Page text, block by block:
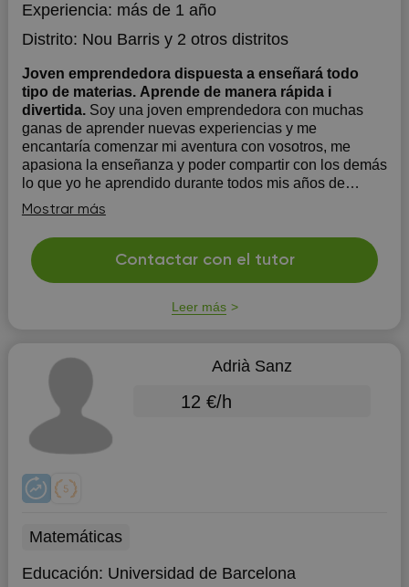
Experiencia: más de 1 año
Distrito: Nou Barrisy 2 otros distritos
Joven emprendedora dispuesta a enseñará todo
tipo de materias. Aprende de manera rápida i
divertida. Soy una joven emprendedora con muchas
ganas de aprender nuevas experiencias y me
encantaría comenzar mi aventura con vosotros, me
apasiona la enseñanza y poder compartir con los demás
lo que yo he aprendido durante todos mis años de
formación. Por eso me encantaría empezar a trabajar
contigo.
Mostrar más
Contactar con el tutor
Leer más
Adrià Sanz
12 €/h
Matemáticas
Educación: Universidad de Barcelona